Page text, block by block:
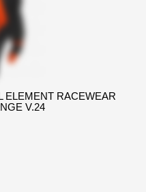
ELEMENT RACEWEAR
V.24